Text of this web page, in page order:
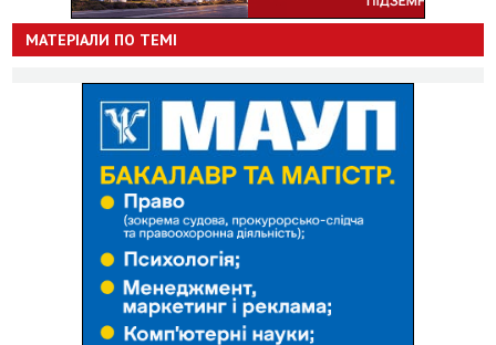
МАТЕРІАЛИ ПО ТЕМІ